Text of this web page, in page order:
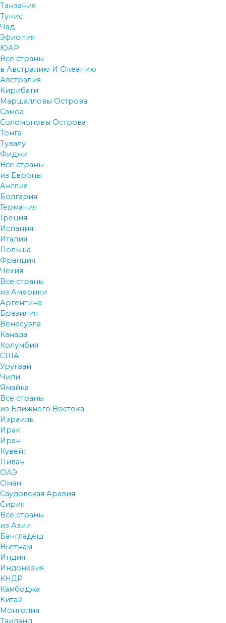
Танзания
Тунис
Чад
Эфиопия
ЮАР
Все страны
в Австралию И Океанию
Австралия
Кирибати
Маршалловы Острова
Самоа
Соломоновы Острова
Тонга
Тувалу
Фиджи
Все страны
из Европы
Англия
Болгария
Германия
Греция
Испания
Италия
Польша
Франция
Чехия
Все страны
из Америки
Аргентина
Бразилия
Венесуэла
Канада
Колумбия
США
Уругвай
Чили
Ямайка
Все страны
из Ближнего Востока
Израиль
Ирак
Иран
Кувейт
Ливан
ОАЭ
Оман
Саудовская Аравия
Сирия
Все страны
из Азии
Бангладеш
Вьетнам
Индия
Индонезия
КНДР
Камбоджа
Китай
Монголия
Таиланд